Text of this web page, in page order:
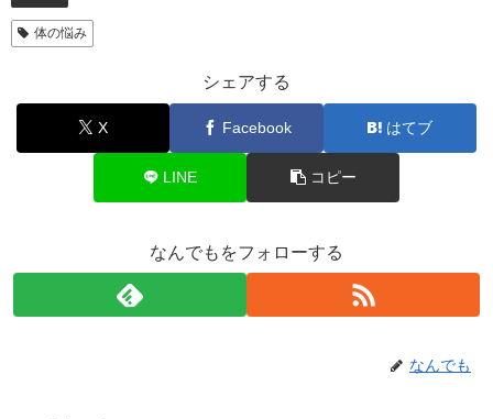
体の悩み
シェアする
X Facebook はてブ
LINE コピー
なんでもをフォローする
なんでも